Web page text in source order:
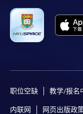
职位空缺 教学/报名
内联网 网页出版政